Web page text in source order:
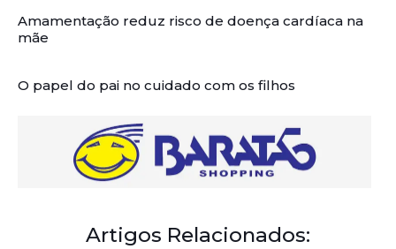
Amamentação reduz risco de doença cardíaca na
mãe
O papel do pai no cuidado com os filhos
Artigos Relacionados: